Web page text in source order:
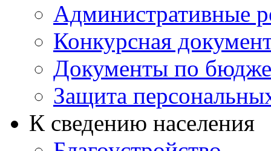
Административные
Конкурсная
Документы по
Защита
К сведению населения